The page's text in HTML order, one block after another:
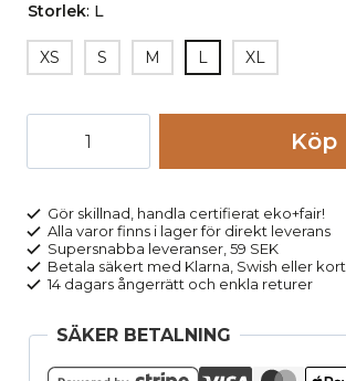
Storlek: L
XS S M L XL
VISBY
vinröd
mängd
Köp
Gör skillnad, handla certifierat eko+fair!
Alla varor finns i lager för direkt leverans
Supersnabba leveranser, 59 SEK
Betala säkert med Klarna, Swish eller kort
14 dagars ångerrätt och enkla returer
SÄKER BETALNING